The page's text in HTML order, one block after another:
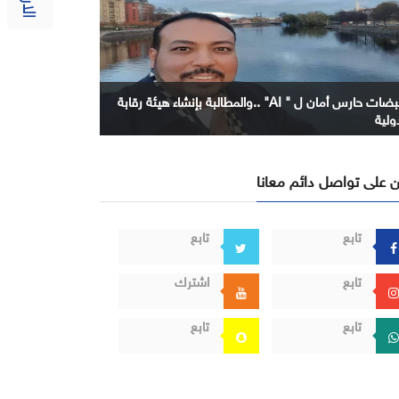
نبضات حارس أمان ل " AI" ..والمطالبة بإنشاء هيئة رقابة
على تواصل دائم معانا
تابع
تابع
تابع
اشترك
تابع
تابع